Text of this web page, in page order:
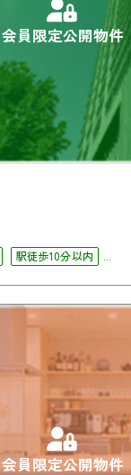
会員限定公開物件
駅徒歩10分以内
会員限定公開物件